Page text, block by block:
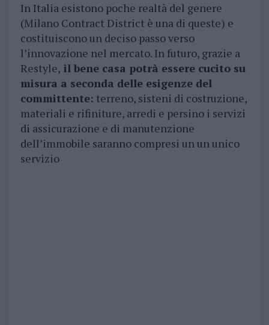
In Italia esistono poche realtà del genere
(Milano Contract District è una di queste) e
costituiscono un deciso passo verso
l’innovazione nel mercato. In futuro, grazie a
Restyle, il bene casa potrà essere cucito su
misura a seconda delle esigenze del
committente: terreno, sisteni di costruzione,
materiali e rifiniture, arredi e persino i servizi
di assicurazione e di manutenzione
dell’immobile saranno compresi un un unico
servizio